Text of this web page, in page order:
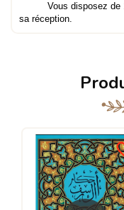
Vous disposez de
sa réception.